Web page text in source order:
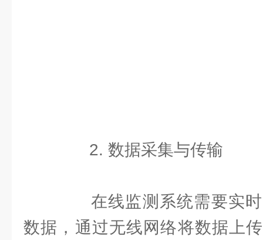
2. 数据采集与传输
在线监测系统需要实时
数据，通过无线网络将数据上